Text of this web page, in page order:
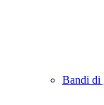
Bandi di